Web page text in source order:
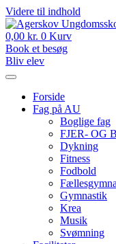
Videre til indhold
0,00 kr. 0 Kurv
Book et besøg
Bliv elev
Forside
Fag på AU
Boglige fag
FJER- OG
Dykning
Fitness
Fodbold
Gymnastik
Krea
Musik
Svømning